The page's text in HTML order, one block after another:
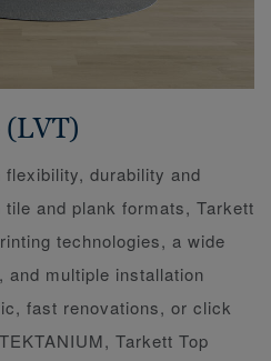
(LVT)
flexibility, durability and
and plank formats, Tarkett
technologies, a wide
and multiple installation
fast renovations, or click
Tarkett Top